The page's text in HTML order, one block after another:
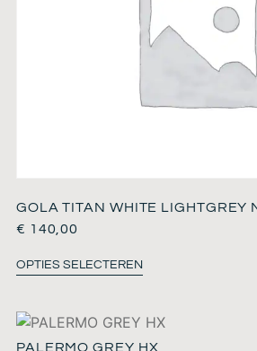
GOLA TITAN WHITE LIGHTGREY
€ 140,00
OPTIES SELECTEREN
PALERMO GREY HX